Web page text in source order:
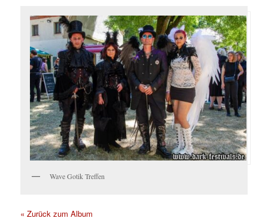
Wave Gotik Treffen
« Zurück zum Album